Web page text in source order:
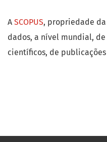
A SCOPUS, propriedade da
dados, a nível mundial,
científicos, de